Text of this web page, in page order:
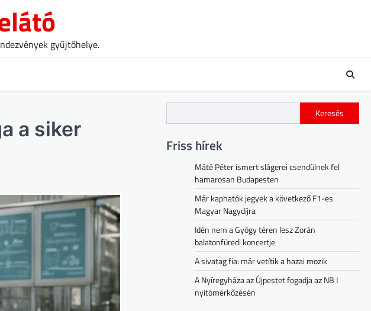
gyűjtőhelye.
a siker
Keresés
Friss hírek
Máté Péter ismert slágerei csendülnek fel
hamarosan Budapesten
Már kaphatók jegyek a következő F1-es
Magyar Nagydíjra
Idén nem a Gyógy téren lesz Zorán
balatonfüredi koncertje
A sivatag fia: már vetítik a hazai mozik
A Nyíregyháza az Újpestet fogadja az NB I
nyitómérkőzésén